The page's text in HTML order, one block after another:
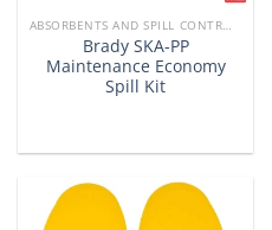
ABSORBENTS AND SPILL CONTROL PRODUCTS
Brady SKA-PP
Maintenance Economy
Spill Kit